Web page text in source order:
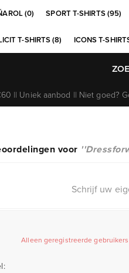
(0) SPORT T-SHIRTS (95)
T-SHIRTS (8) ICONS T-
|| Uniek aanbod || Niet goed?
voor
Schrijf uw
Alleen geregistreerde